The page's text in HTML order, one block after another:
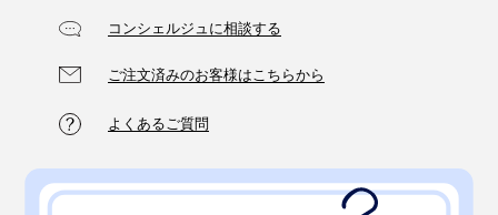
コンシェルジュに相談する
ご注文済みのお客様はこちらから
よくあるご質問